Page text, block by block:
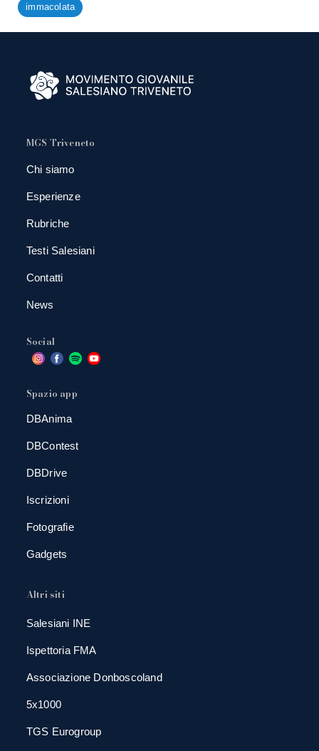
immacolata
MGS Triveneto
Chi siamo
Esperienze
Rubriche
Testi Salesiani
Contatti
News
Social
Spazio app
DBAnima
DBContest
DBDrive
Iscrizioni
Fotografie
Gadgets
Altri siti
Salesiani INE
Ispettoria FMA
Associazione Donboscoland
5x1000
TGS Eurogroup